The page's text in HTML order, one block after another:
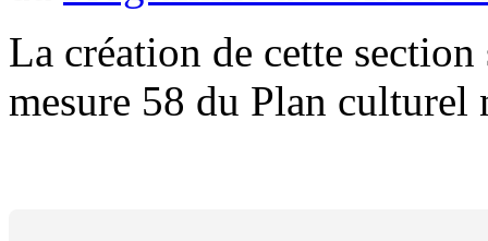
La création de cette
mesure 58 du Plan culturel